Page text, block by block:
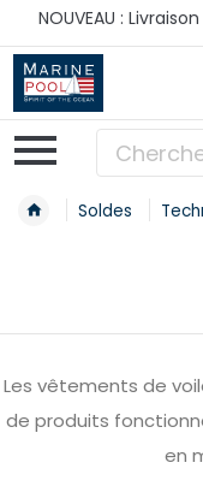
NOUVEAU :
Soldes
Les vêtements de
de produits
en